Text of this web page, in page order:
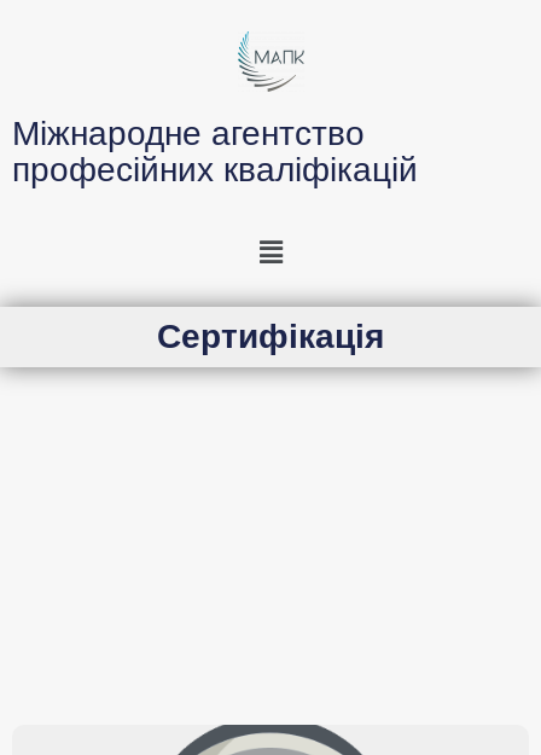
Міжнародне агентство
професійних кваліфікацій
Сертифікація